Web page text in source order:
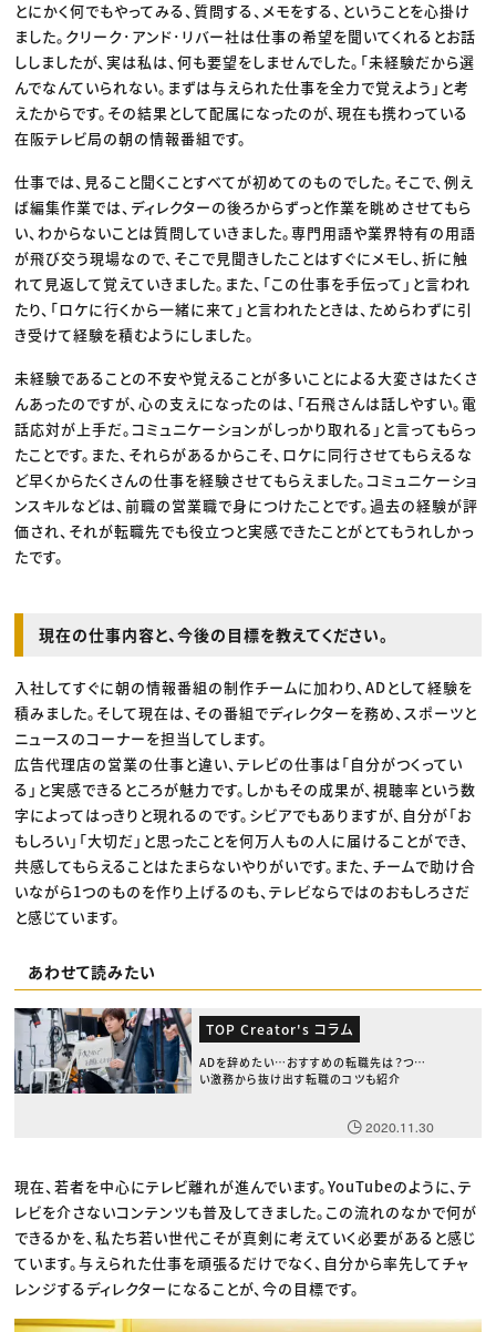
とにかく何でもやってみる、質問する、メモをする、ということを心掛け
ました。クリーク･アンド･リバー社は仕事の希望を聞いてくれるとお話
ししましたが、実は私は、何も要望をしませんでした。「未経験だから選
んでなんていられない。まずは与えられた仕事を全力で覚えよう」と考
えたからです。その結果として配属になったのが、現在も携わっている
在阪テレビ局の朝の情報番組です。
仕事では、見ること聞くことすべてが初めてのものでした。そこで、例え
ば編集作業では、ディレクターの後ろからずっと作業を眺めさせてもら
い、わからないことは質問していきました。専門用語や業界特有の用語
が飛び交う現場なので、そこで見聞きしたことはすぐにメモし、折に触
れて見返して覚えていきました。また、「この仕事を手伝って」と言われ
たり、「ロケに行くから一緒に来て」と言われたときは、ためらわずに引
き受けて経験を積むようにしました。
未経験であることの不安や覚えることが多いことによる大変さはたくさ
んあったのですが、心の支えになったのは、「石飛さんは話しやすい。電
話応対が上手だ。コミュニケーションがしっかり取れる」と言ってもらっ
たことです。また、それらがあるからこそ、ロケに同行させてもらえるな
ど早くからたくさんの仕事を経験させてもらえました。コミュニケーショ
ンスキルなどは、前職の営業職で身につけたことです。過去の経験が評
価され、それが転職先でも役立つと実感できたことがとてもうれしかっ
たです。
現在の仕事内容と、今後の目標を教えてください。
入社してすぐに朝の情報番組の制作チームに加わり、ADとして経験を
積みました。そして現在は、その番組でディレクターを務め、スポーツと
ニュースのコーナーを担当してします。
広告代理店の営業の仕事と違い、テレビの仕事は「自分がつくってい
る」と実感できるところが魅力です。しかもその成果が、視聴率という数
字によってはっきりと現れるのです。シビアでもありますが、自分が「お
もしろい」「大切だ」と思ったことを何万人もの人に届けることができ、
共感してもらえることはたまらないやりがいです。また、チームで助け合
いながら1つのものを作り上げるのも、テレビならではのおもしろさだ
と感じています。
あわせて読みたい
TOP Creator's コラム
ADを辞めたい…おすすめの転職先は？つら
い激務から抜け出す転職のコツも紹介
2020.11.30
現在、若者を中心にテレビ離れが進んでいます。YouTubeのように、テ
レビを介さないコンテンツも普及してきました。この流れのなかで何が
できるかを、私たち若い世代こそが真剣に考えていく必要があると感じ
ています。与えられた仕事を頑張るだけでなく、自分から率先してチャ
レンジするディレクターになることが、今の目標です。